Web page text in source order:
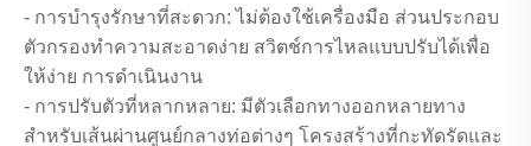
- การบำรุงรักษาที่สะดวก: ไม่ต้องใช้เครื่องมือ ส่วนประกอบ
ตัวกรองทำความสะอาดง่าย สวิตช์การไหลแบบปรับได้เพื่อ
ให้ง่าย การดำเนินงาน
- การปรับตัวที่หลากหลาย: มีตัวเลือกทางออกหลายทาง
สำหรับเส้นผ่านศูนย์กลางท่อต่างๆ โครงสร้างที่กะทัดรัดและ